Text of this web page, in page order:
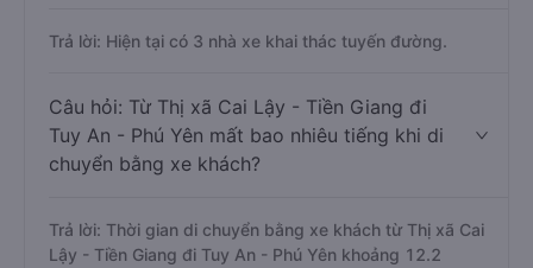
Trả lời: Hiện tại có 3 nhà xe khai thác tuyến đường.
Câu hỏi: Từ Thị xã Cai Lậy - Tiền Giang đi
Tuy An - Phú Yên mất bao nhiêu tiếng khi di
chuyển bằng xe khách?
Trả lời: Thời gian di chuyển bằng xe khách từ Thị xã Cai
Lậy - Tiền Giang đi Tuy An - Phú Yên khoảng 12.2